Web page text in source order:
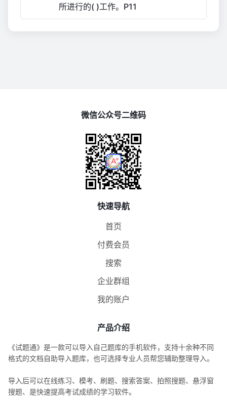
所进行的( )工作。P11
微信公众号二维码
快速导航
首页
付费会员
搜索
企业群组
我的账户
产品介绍
《试题通》是一款可以导入自己题库的手机软件，支持十余种不同
格式的文档自助导入题库，也可选择专业人员帮您辅助整理导入。
导入后可以在线练习、模考、刷题、搜索答案、拍照搜题、悬浮窗
搜题、是快速提高考试成绩的学习软件。